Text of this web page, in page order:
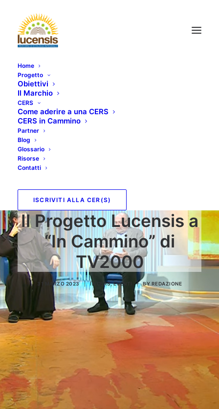
Home
Progetto
Obiettivi
Il Marchio
CERS
Come aderire a una CERS
CERS in Cammino
Partner
Blog
Glossario
Risorse
Contatti
ISCRIVITI ALLA CER(S)
Il Progetto Lucensis a
“In Cammino” di
TV2000
31 MARZO 2023 | IN CERS,EVENTI | BY REDAZIONE